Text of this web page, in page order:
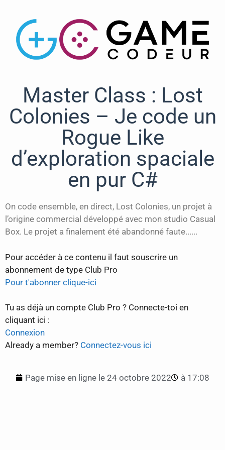
Master Class : Lost
Colonies – Je code un
Rogue Like
d’exploration spaciale
en pur C#
On code ensemble, en direct, Lost Colonies, un projet à
l’origine commercial développé avec mon studio Casual
Box. Le projet a finalement été abandonné faute......
Pour accéder à ce contenu il faut souscrire un
abonnement de type Club Pro
Pour t'abonner clique-ici
Tu as déjà un compte Club Pro ? Connecte-toi en
cliquant ici :
Connexion
Already a member? Connectez-vous ici
Page mise en ligne le 24 octobre 2022 à 17:08